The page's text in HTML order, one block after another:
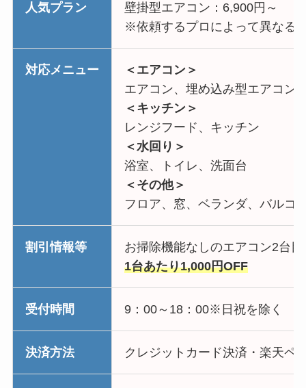
人気プラン
壁掛型エアコン：6,900円～
※依頼するプロによって異なる
対応メニュー
＜エアコン＞
エアコン、埋め込み型エアコン
＜キッチン＞
レンジフード、キッチン
＜水回り＞
浴室、トイレ、洗面台
＜その他＞
フロア、窓、ベランダ、バルコ
割引情報等
お掃除機能なしのエアコン2台目
1台あたり1,000円OFF
受付時間 9：00～18：00※日祝を除く
決済方法 クレジットカード決済・楽天ペ